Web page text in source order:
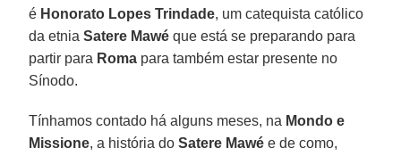
é Honorato Lopes Trindade, um catequista católico
da etniaSatere Mawé que está se preparando para
partir para Roma para também estar presente no
Sínodo.
Tínhamos contado há alguns meses, na Mondo e
Missione, a história doSatere Mawé e de como,